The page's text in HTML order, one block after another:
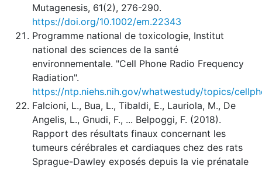
Mutagenesis, 61(2), 276-290.
https://doi.org/10.1002/em.22343
Programme national de toxicologie, Institut
national des sciences de la santé
environnementale. "Cell Phone Radio Frequency
Radiation".
https://ntp.niehs.nih.gov/whatwestudy/topics/
Falcioni, L., Bua, L., Tibaldi, E., Lauriola, M., De
Angelis, L., Gnudi, F., ... Belpoggi, F. (2018).
Rapport des résultats finaux concernant les
tumeurs cérébrales et cardiaques chez des rats
Sprague-Dawley exposés depuis la vie prénatale